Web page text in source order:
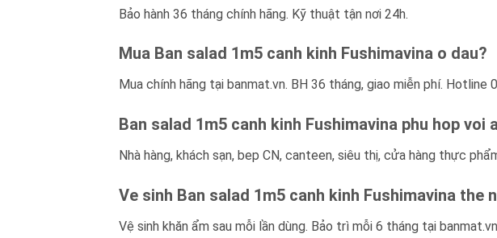
Bảo hành 36 tháng chính hãng. Kỹ thuật tận nơi 24h.
Mua Ban salad 1m5 canh kinh Fushimavina o dau?
Mua chính hãng tại banmat.vn. BH 36 tháng, giao miễn phí. Hotline
Ban salad 1m5 canh kinh Fushimavina phu hop voi
Nhà hàng, khách sạn, bep CN, canteen, siêu thị, cửa hàng thực
Ve sinh Ban salad 1m5 canh kinh Fushimavina the
Vệ sinh khăn ẩm sau mỗi lần dùng. Bảo trì mỗi 6 tháng tại